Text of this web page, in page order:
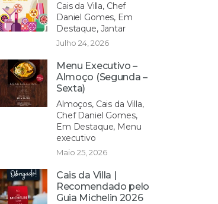
Cais da Villa, Chef
Daniel Gomes, Em
Destaque, Jantar
Julho 24, 2026
Menu Executivo –
Almoço (Segunda –
Sexta)
Almoços, Cais da Villa,
Chef Daniel Gomes,
Em Destaque, Menu
executivo
Maio 25, 2026
Cais da Villa |
Recomendado pelo
Guia Michelin 2026